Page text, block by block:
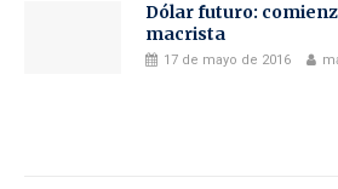
Dólar futuro:
macrista
17 de mayo de 2016